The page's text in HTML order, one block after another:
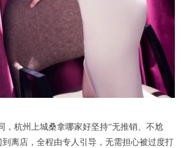
杭州上城桑拿哪家好坚持“无推销、不尬
离店，全程由专人引导，无需担心被过度打